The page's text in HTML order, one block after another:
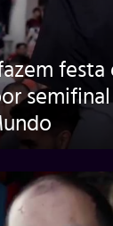
festa
semifinal